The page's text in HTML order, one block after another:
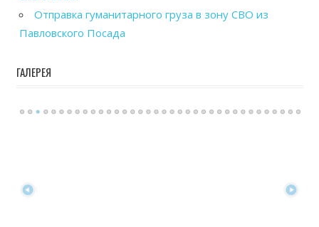
Отправка гуманитарного груза в зону СВО из
Павловского Посада
ГАЛЕРЕЯ